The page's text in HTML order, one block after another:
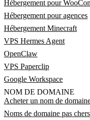
Hébergement pour
Hébergement pour agences
Hébergement Minecraft
VPS Hermes Agent
OpenClaw
VPS Paperclip
Google Workspace
NOM DE DOMAINE
Acheter un nom de
Noms de domaine pas chers